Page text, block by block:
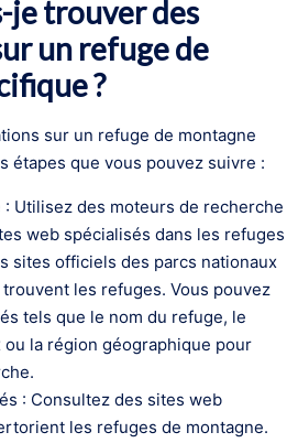
je trouver des
un refuge de
?
sur un refuge de montagne
étapes que vous pouvez suivre :
Utilisez des moteurs de recherche
web spécialisés dans les refuges
sites officiels des parcs nationaux
les refuges. Vous pouvez
tels que le nom du refuge, le
ou la région géographique pour
: Consultez des sites web
les refuges de montagne.